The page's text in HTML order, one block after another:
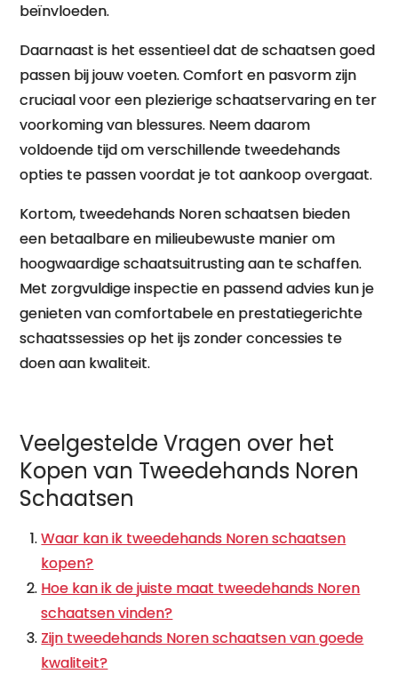
beïnvloeden.
Daarnaast is het essentieel dat de schaatsen goed
passen bij jouw voeten. Comfort en pasvorm zijn
cruciaal voor een plezierige schaatservaring en ter
voorkoming van blessures. Neem daarom
voldoende tijd om verschillende tweedehands
opties te passen voordat je tot aankoop overgaat.
Kortom, tweedehands Noren schaatsen bieden
een betaalbare en milieubewuste manier om
hoogwaardige schaatsuitrusting aan te schaffen.
Met zorgvuldige inspectie en passend advies kun je
genieten van comfortabele en prestatiegerichte
schaatssessies op het ijs zonder concessies te
doen aan kwaliteit.
Veelgestelde Vragen over het
Kopen van Tweedehands Noren
Schaatsen
Waar kan ik tweedehands Noren schaatsen
kopen?
Hoe kan ik de juiste maat tweedehands Noren
schaatsen vinden?
Zijn tweedehands Noren schaatsen van goede
kwaliteit?